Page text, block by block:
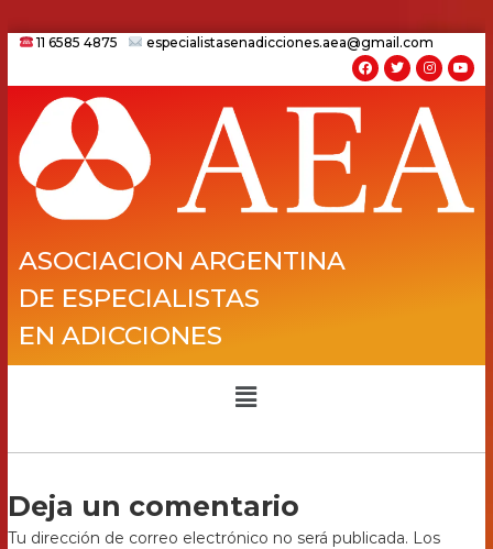
11 6585 4875 especialistasenadicciones.aea@gmail.com
ASOCIACION ARGENTINA
DE ESPECIALISTAS
EN ADICCIONES
Deja un comentario
Tu dirección de correo electrónico no será publicada. Los